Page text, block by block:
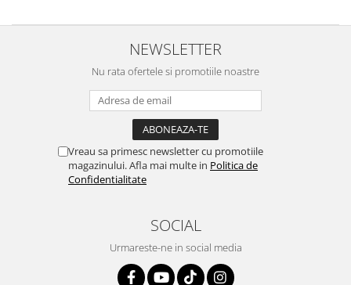
NEWSLETTER
Nu rata ofertele si promotiile noastre
Vreau sa primesc newsletter cu promotiile
magazinului. Afla mai multe in Politica de
Confidentialitate
SOCIAL
Urmareste-ne in social media